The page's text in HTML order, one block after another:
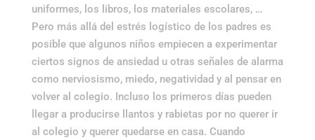
uniformes, los libros, los materiales escolares, …
Pero más allá del estrés logístico de los padres es
posible que algunos niños empiecen a experimentar
ciertos signos de ansiedad u otras señales de alarma
como nerviosismo, miedo, negatividad y al pensar en
volver al colegio. Incluso los primeros días pueden
llegar a producirse llantos y rabietas por no querer ir
al colegio y querer quedarse en casa. Cuando